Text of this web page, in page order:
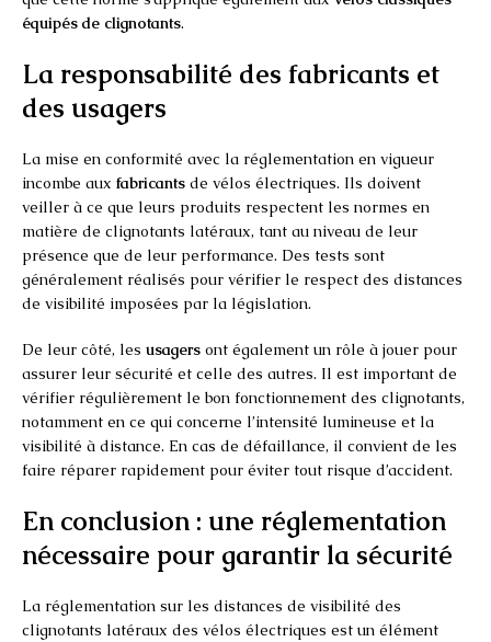
équipés de clignotants.
La responsabilité des fabricants et
des usagers
La mise en conformité avec la réglementation en vigueur
incombe aux fabricants de vélos électriques. Ils doivent
veiller à ce que leurs produits respectent les normes en
matière de clignotants latéraux, tant au niveau de leur
présence que de leur performance. Des tests sont
généralement réalisés pour vérifier le respect des distances
de visibilité imposées par la législation.
De leur côté, les usagers ont également un rôle à jouer pour
assurer leur sécurité et celle des autres. Il est important de
vérifier régulièrement le bon fonctionnement des clignotants,
notamment en ce qui concerne l’intensité lumineuse et la
visibilité à distance. En cas de défaillance, il convient de les
faire réparer rapidement pour éviter tout risque d’accident.
En conclusion : une réglementation
nécessaire pour garantir la sécurité
La réglementation sur les distances de visibilité des
clignotants latéraux des vélos électriques est un élément